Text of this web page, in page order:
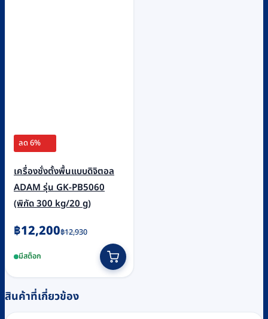
ลด 6%
เครื่องชั่งตั้งพื้นแบบดิจิตอล
ADAM รุ่น GK-PB5060
(พิกัด 300 kg/20 g)
฿12,930
Original
was:
฿12,930.
฿12,200
Current
is:
฿12,200.
มีสต็อก
สินค้าที่เกี่ยวข้อง